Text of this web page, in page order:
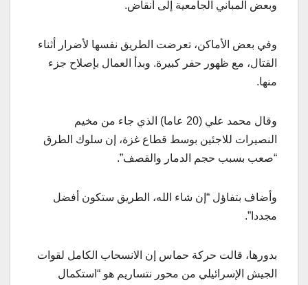
وبعض المباني الجامعية إلى أنقاض.
وفي بعض الأماكن، تعرضت الطريق نفسها لأضرار أثناء
القتال، مع ظهور حفر كبيرة. وبدأ العمال بإصلاح جزء
منها.
وقال محمد علي (20 عاما) الذي جاء من مخيم
النصيرات للاجئين بوسط قطاع غزة، إن سلوك الطرق
“صعب بسبب حجم الدمار والقصف”.
وأضاف بتفاؤل “إن شاء الله، الطريق ستكون أفضل
مجددا”.
بدورها، قالت حركة حماس إن الانسحاب الكامل لقوات
الجيش الإسرائيلي من محور نتساريم هو “استكمال